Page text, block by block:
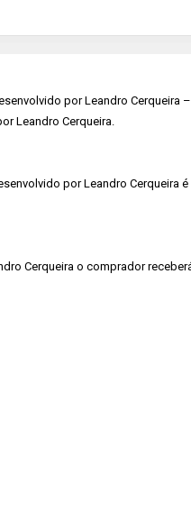
por Leandro Cerqueira
Leandro Cerqueira.
por Leandro Cerqueira
Cerqueira o comprador